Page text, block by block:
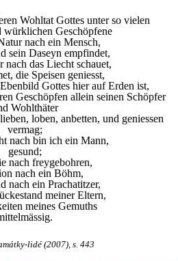
Wohltat Gottes unter so vielen
würklichen Geschöpfene
nach ein Mensch,
sein Daseyn empfindet,
nach das Liecht schauet,
die Speisen geniesst,
Gottes hier auf Erden ist,
Geschöpfen allein seinen Schöpfer
Wohlthäter
loben, anbetten, und geniessen
vermag;
nach bin ich ein Mann,
gesund;
nach freygebohren,
nach ein Böhm,
nach ein Prachatitzer,
meiner Eltern,
meines Gemuths
lidé (2007), s. 443